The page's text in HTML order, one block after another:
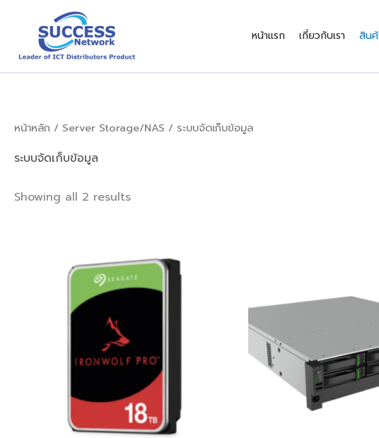
content
หน้าแรก เกี่ยวกับเรา สิน
หน้าหลัก / Server Storage/NAS / ระบบจัดเก็บข้อมูล
ระบบจัดเก็บข้อมูล
Showing all 2 results